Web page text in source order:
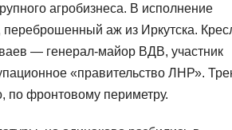
агробизнеса. В исполнение
переброшенный аж из Иркутска.
— генерал-майор ВДВ, участник
«правительство ЛНР».
по фронтовому периметру.